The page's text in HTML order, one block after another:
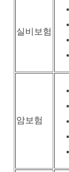
실비보험
암보험